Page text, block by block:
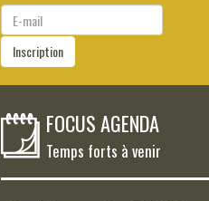
E-
mail
Inscription
FOCUS AGENDA
Temps forts à venir